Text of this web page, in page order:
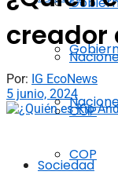
COP
Sociedad
COP
creador
Por: IG EcoNews
5 junio, 2024